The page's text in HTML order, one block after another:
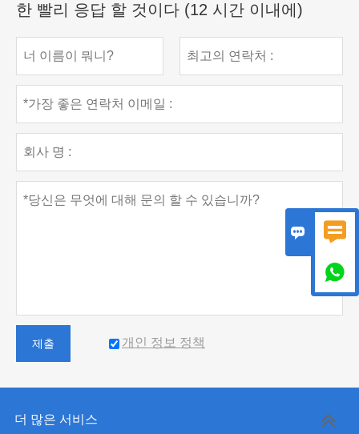
한 빨리 응답 할 것이다 (12 시간 이내에)
제출 개인 정보 정책
더 많은 서비스
 
